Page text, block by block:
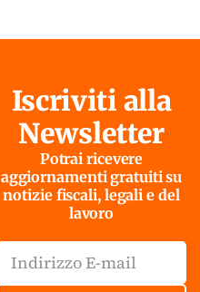
Iscriviti alla
Newsletter
Potrai ricevere
aggiornamenti gratuiti su
notizie fiscali, legali e del
lavoro